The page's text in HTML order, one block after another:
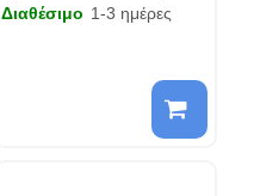
Διαθέσιμο 1-3 ημέρες